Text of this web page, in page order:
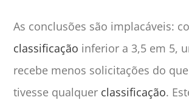
As conclusões são implacáveis:
classificação inferior a 3,5 em 5,
recebe menos solicitações do
tivesse qualquer classificação.